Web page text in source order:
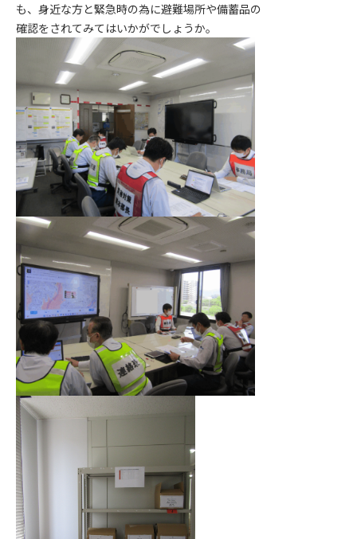
も、身近な方と緊急時の為に避難場所や備蓄品の
確認をされてみてはいかがでしょうか。